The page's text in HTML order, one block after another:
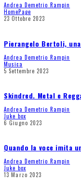
Andrea Demetrio Rampin
HomePage
23 Ottobre 2023
Pierangelo Bertoli,
Andrea Demetrio Rampin
Musica
5 Settembre 2023
Skindred. Metal e
Andrea Demetrio Rampin
Juke box
6 Giugno 2023
Quando la voce imita
Andrea Demetrio Rampin
Juke box
13 Marzo 2023